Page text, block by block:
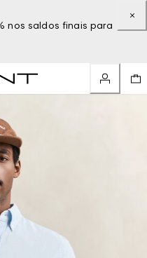
nos saldos finais para